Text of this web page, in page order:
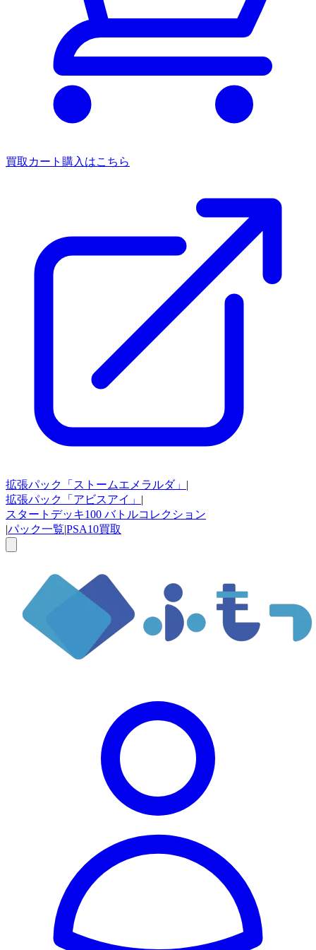
買取カート 購入はこちら
拡張パック 「ストームエメラルダ」 |
拡張パック
「アビスアイ」 |
スタートデッキ100 バトルコレクション
|パック一覧|PSA10買取